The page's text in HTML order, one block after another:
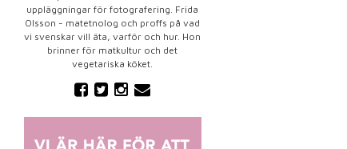
uppläggningar för fotografering. Frida
Olsson - matetnolog och proffs på vad
vi svenskar vill äta, varför och hur. Hon
brinner för matkultur och det
vegetariska köket.